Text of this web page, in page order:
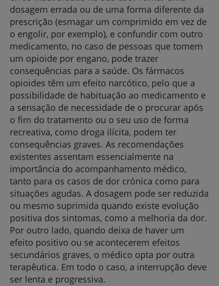
dosagem errada ou de uma forma diferente da
prescrição (esmagar um comprimido em vez de
o engolir, por exemplo), e confundir com outro
medicamento, no caso de pessoas que tomem
um opioide por engano, pode trazer
consequências para a saúde. Os fármacos
opioides têm um efeito narcótico, pelo que a
possibilidade de habituação ao medicamento e
a sensação de necessidade de o procurar após
o fim do tratamento ou o seu uso de forma
recreativa, como droga ilícita, podem ter
consequências graves. As recomendações
existentes assentam essencialmente na
importância do acompanhamento médico,
tanto para os casos de dor crónica como para
situações agudas. A dosagem pode ser reduzida
ou mesmo suprimida quando existe evolução
positiva dos sintomas, como a melhoria da dor.
Por outro lado, quando deixa de haver um
efeito positivo ou se acontecerem efeitos
secundários graves, o médico opta por outra
terapêutica. Em todo o caso, a interrupção deve
ser lenta e progressiva.